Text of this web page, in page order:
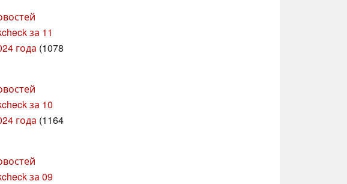
за 11
года (1078
за 10
года (1164
за 09